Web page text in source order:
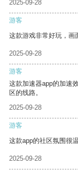
2025-09-28
游客
这款游戏非常好玩，画
2025-09-28
游客
这款加速器app的加速
区的线路。
2025-09-28
游客
这款app的社区氛围很
2025-09-28